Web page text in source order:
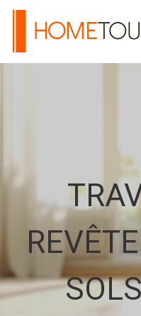
HOME